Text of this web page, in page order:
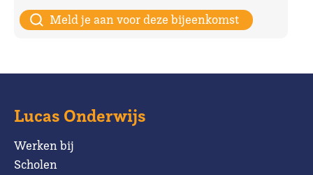
Meld je aan voor deze bijeenkomst
Lucas Onderwijs
Werken bij
Scholen